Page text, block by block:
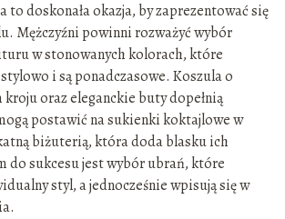
to doskonała okazja, by zaprezentować się
Mężczyźni powinni rozważyć wybór
w stonowanych kolorach, które
i są ponadczasowe. Koszula o
oraz eleganckie buty dopełnią
postawić na sukienki koktajlowe w
biżuterią, która doda blasku ich
do sukcesu jest wybór ubrań, które
styl, a jednocześnie wpisują się w